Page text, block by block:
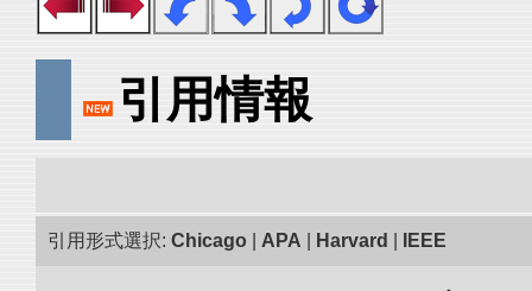
引用情報
引用形式選択: Chicago APA Harvard IEEE